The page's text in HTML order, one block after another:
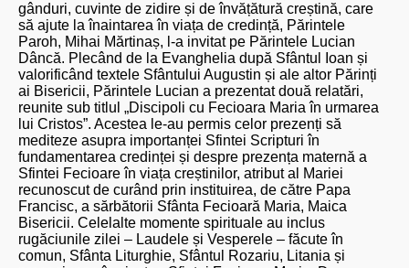
gânduri, cuvinte de zidire și de învățătură creștină, care
să ajute la înaintarea în viața de credință, Părintele
Paroh, Mihai Mărtinaș, l-a invitat pe Părintele Lucian
Dâncă. Plecând de la Evanghelia după Sfântul Ioan și
valorificând textele Sfântului Augustin și ale altor Părinți
ai Bisericii, Părintele Lucian a prezentat două relatări,
reunite sub titlul „Discipoli cu Fecioara Maria în urmarea
lui Cristos”. Acestea le-au permis celor prezenți să
mediteze asupra importanței Sfintei Scripturi în
fundamentarea credinței și despre prezența maternă a
Sfintei Fecioare în viața creștinilor, atribut al Mariei
recunoscut de curând prin instituirea, de către Papa
Francisc, a sărbătorii Sfânta Fecioară Maria, Maica
Bisericii. Celelalte momente spirituale au inclus
rugăciunile zilei – Laudele și Vesperele – făcute în
comun, Sfânta Liturghie, Sfântul Rozariu, Litania și